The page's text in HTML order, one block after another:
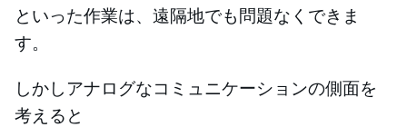
といった作業は、遠隔地でも問題なくできま
す。
しかしアナログなコミュニケーションの側面を
考えると